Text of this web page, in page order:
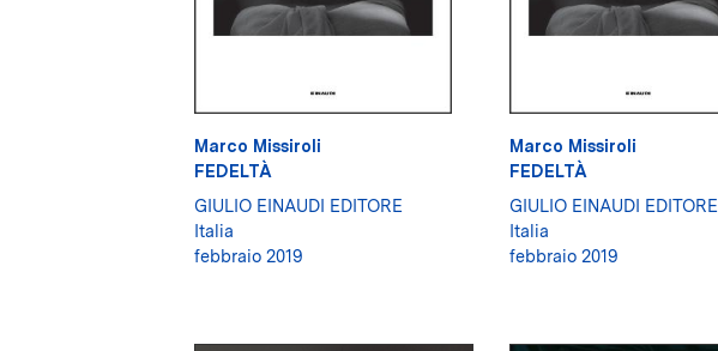
Marco Missiroli
FEDELTÀ
GIULIO EINAUDI EDITORE
Italia
febbraio 2019
Marco Missiroli
FEDELTÀ
GIULIO EINAUDI EDITORE
Italia
febbraio 2019